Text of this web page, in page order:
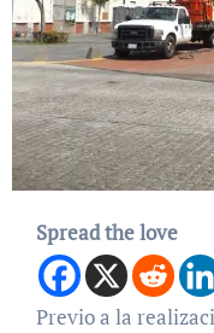
Spread the love
Previo a la realización del “Baile de Bomberos”,